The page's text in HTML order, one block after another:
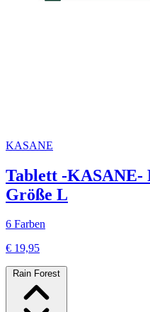
KASANE
Tablett -KASANE-
Größe L
6 Farben
€ 19,95
Rain Forest